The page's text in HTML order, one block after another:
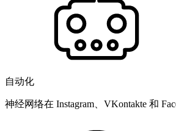
自动化
神经网络在 Instagram、VKontakte 和